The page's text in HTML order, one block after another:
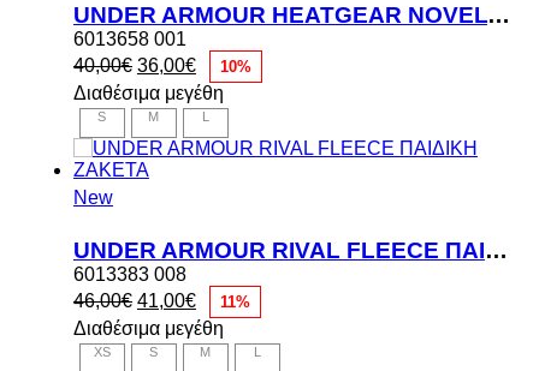
UNDER ARMOUR HEATGEAR NOVELTY WOMENS ΖΑΚΕΤΑ
6013658 001
40,00€ Original
price
was:
40,00€.
36,00€Η
τρέχουσα
τιμή
είναι:
36,00€.
10%
Διαθέσιμα μεγέθη
S M L
New
UNDER ARMOUR RIVAL FLEECE ΠΑΙΔΙΚΗ ΖΑΚΕΤΑ
6013383 008
46,00€ Original
price
was:
46,00€.
41,00€Η
τρέχουσα
τιμή
είναι:
11%
Διαθέσιμα μεγέθη
XS S M L